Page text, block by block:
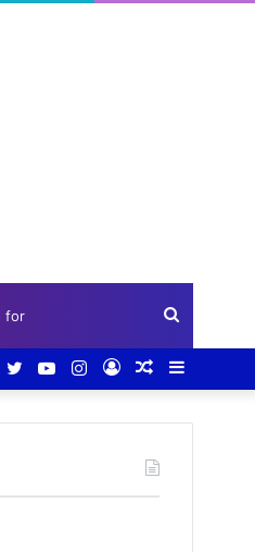
for
Random
Log
Instagram
YouTube
Twitter
Facebook